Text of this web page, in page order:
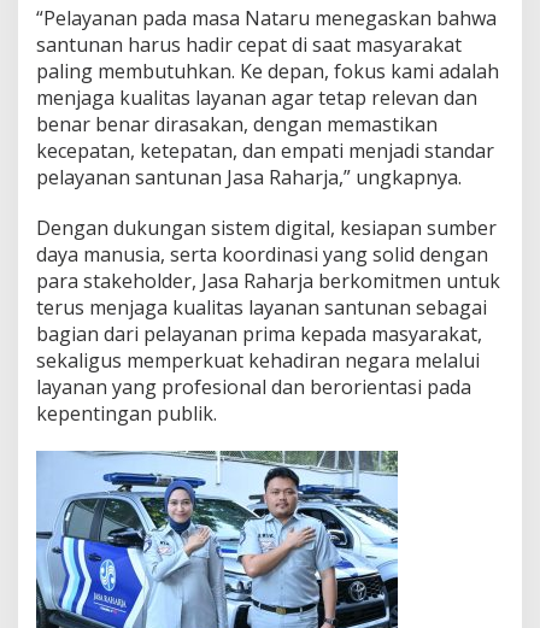
“Pelayanan pada masa Nataru menegaskan bahwa
santunan harus hadir cepat di saat masyarakat
paling membutuhkan. Ke depan, fokus kami adalah
menjaga kualitas layanan agar tetap relevan dan
benar benar dirasakan, dengan memastikan
kecepatan, ketepatan, dan empati menjadi standar
pelayanan santunan Jasa Raharja,” ungkapnya.
Dengan dukungan sistem digital, kesiapan sumber
daya manusia, serta koordinasi yang solid dengan
para stakeholder, Jasa Raharja berkomitmen untuk
terus menjaga kualitas layanan santunan sebagai
bagian dari pelayanan prima kepada masyarakat,
sekaligus memperkuat kehadiran negara melalui
layanan yang profesional dan berorientasi pada
kepentingan publik.